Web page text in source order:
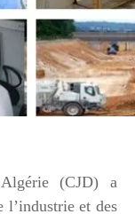
(CJD) a
l’industrie et des